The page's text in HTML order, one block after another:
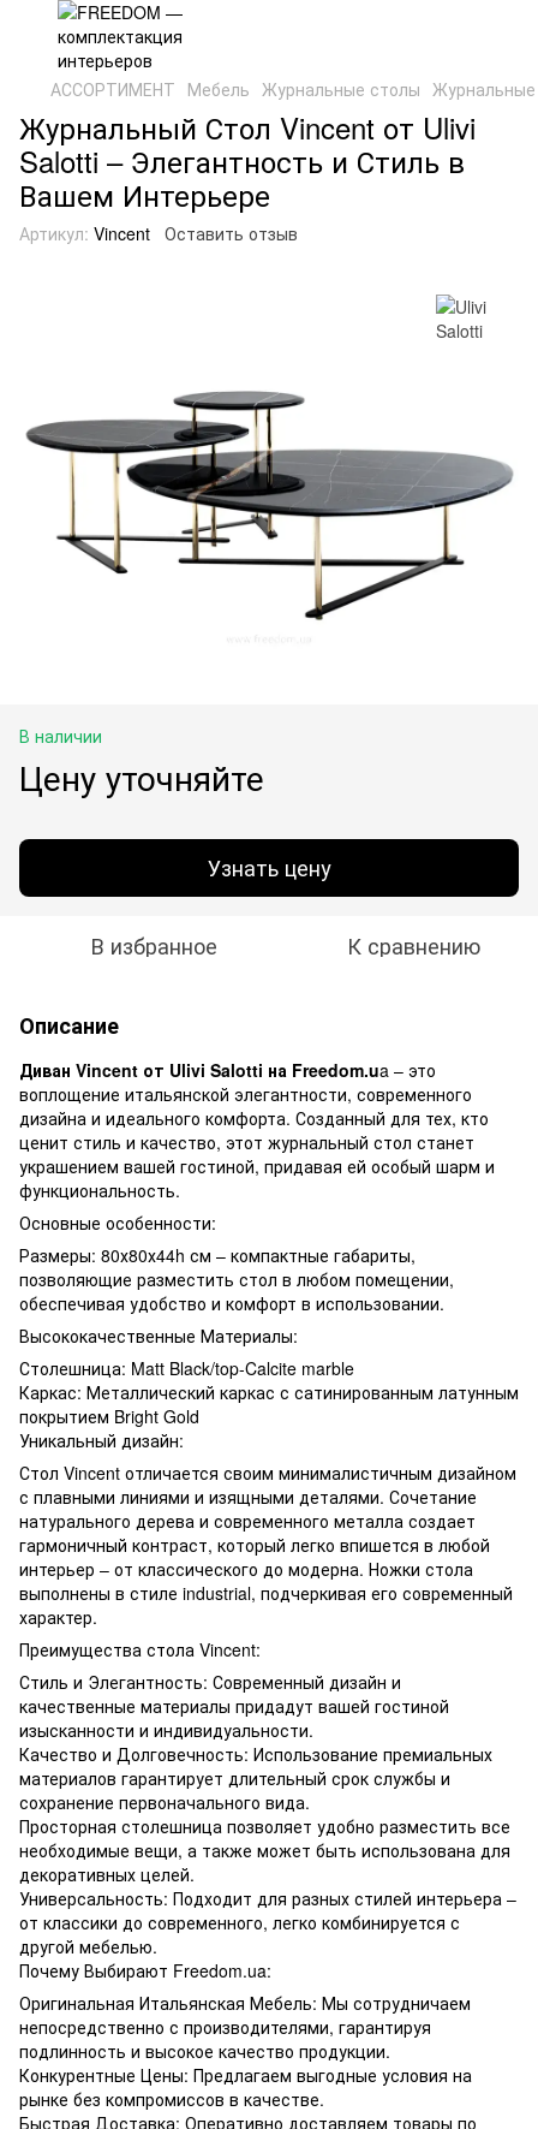
АССОРТИМЕНТ Мебель Журнальные столы Журнальные
Журнальный Стол Vincent от Ulivi
Salotti – Элегантность и Стиль в
Вашем Интерьере
Артикул: Vincent Оставить отзыв
В наличии
Цену уточняйте
Узнать цену
В избранное К сравнению
Описание
Диван Vincent от Ulivi Salotti на Freedom.ua – это
воплощение итальянской элегантности, современного
дизайна и идеального комфорта. Созданный для тех, кто
ценит стиль и качество, этот журнальный стол станет
украшением вашей гостиной, придавая ей особый шарм и
функциональность.
Основные особенности:
Размеры: 80х80х44h см – компактные габариты,
позволяющие разместить стол в любом помещении,
обеспечивая удобство и комфорт в использовании.
Высококачественные Материалы:
Столешница: Matt Black/top-Calcite marble
Каркас: Металлический каркас с сатинированным латунным
покрытием Bright Gold
Уникальный дизайн:
Стол Vincent отличается своим минималистичным дизайном
с плавными линиями и изящными деталями. Сочетание
натурального дерева и современного металла создает
гармоничный контраст, который легко впишется в любой
интерьер – от классического до модерна. Ножки стола
выполнены в стиле industrial, подчеркивая его современный
характер.
Преимущества стола Vincent:
Стиль и Элегантность: Современный дизайн и
качественные материалы придадут вашей гостиной
изысканности и индивидуальности.
Качество и Долговечность: Использование премиальных
материалов гарантирует длительный срок службы и
сохранение первоначального вида.
Просторная столешница позволяет удобно разместить все
необходимые вещи, а также может быть использована для
декоративных целей.
Универсальность: Подходит для разных стилей интерьера –
от классики до современного, легко комбинируется с
другой мебелью.
Почему Выбирают Freedom.ua:
Оригинальная Итальянская Мебель: Мы сотрудничаем
непосредственно с производителями, гарантируя
подлинность и высокое качество продукции.
Конкурентные Цены: Предлагаем выгодные условия на
рынке без компромиссов в качестве.
Быстрая Доставка: Оперативно доставляем товары по